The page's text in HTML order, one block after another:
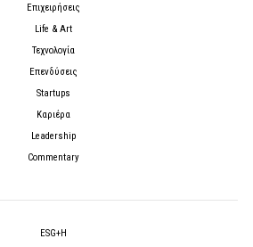
Επιχειρήσεις
Life & Art
Τεχνολογία
Επενδύσεις
Startups
Καριέρα
Leadership
Commentary
ESG+H